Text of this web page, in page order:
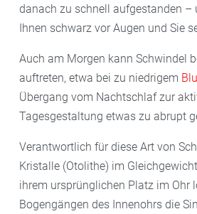
danach zu schnell aufgestanden –
Ihnen schwarz vor Augen und Sie
Auch am Morgen kann Schwindel
auftreten, etwa bei zu niedrigem
Übergang vom Nachtschlaf zur
Tagesgestaltung etwas zu abrupt
Verantwortlich für diese Art von
Kristalle (Otolithe) im
ihrem ursprünglichen Platz im Ohr
Bogengängen des Innenohrs die